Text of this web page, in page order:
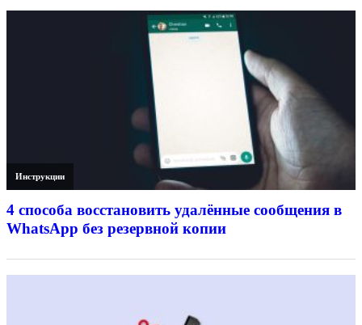
Инструкции
4 способа восстановить удалённые сообщения в
WhatsApp без резервной копии